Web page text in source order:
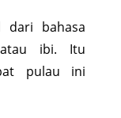
dari bahasa
ibi. Itu
pulau ini